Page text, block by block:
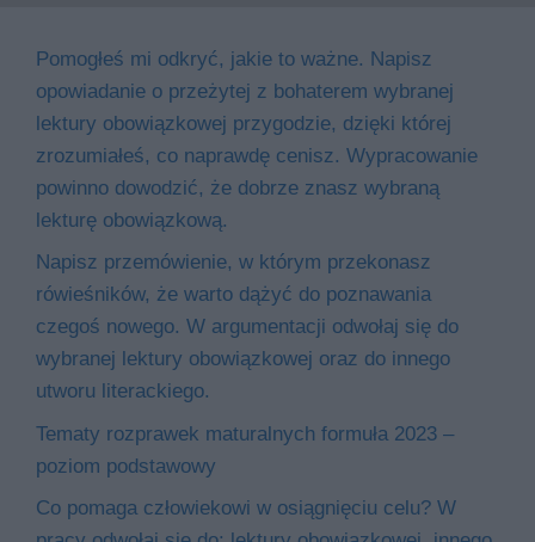
Pomogłeś mi odkryć, jakie to ważne. Napisz
opowiadanie o przeżytej z bohaterem wybranej
lektury obowiązkowej przygodzie, dzięki której
zrozumiałeś, co naprawdę cenisz. Wypracowanie
powinno dowodzić, że dobrze znasz wybraną
lekturę obowiązkową.
Napisz przemówienie, w którym przekonasz
rówieśników, że warto dążyć do poznawania
czegoś nowego. W argumentacji odwołaj się do
wybranej lektury obowiązkowej oraz do innego
utworu literackiego.
Tematy rozprawek maturalnych formuła 2023 –
poziom podstawowy
Co pomaga człowiekowi w osiągnięciu celu? W